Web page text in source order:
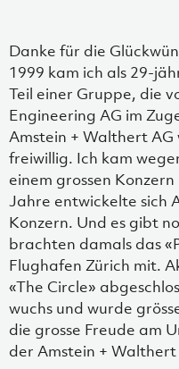
Danke für die
1999 kam ich als 29-
Teil einer Gruppe, die
Engineering AG im
Amstein + Walthert AG
freiwillig. Ich kam
einem grossen
Jahre entwickelte sich
Konzern. Und es gibt
brachten damals das
Flughafen Zürich mit.
«The Circle»
wuchs und wurde
die grosse Freude am
der Amstein +